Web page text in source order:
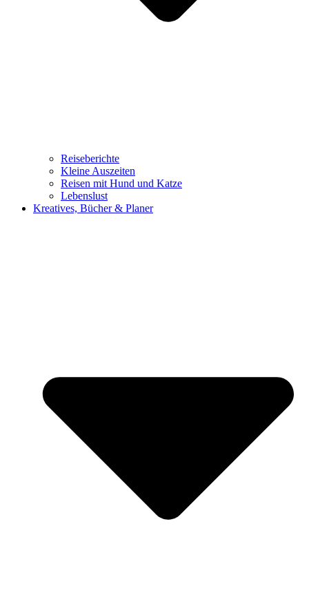
Reiseberichte
Kleine Auszeiten
Reisen mit Hund und Katze
Lebenslust
Kreatives, Bücher & Planer